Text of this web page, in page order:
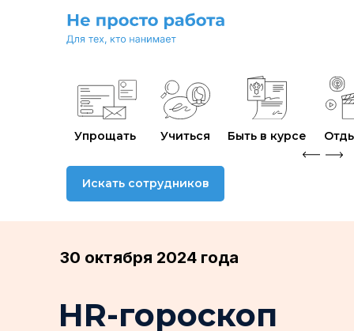
Упрощать Быть в курсе
Учиться
Искать сотрудников
HR-гороскоп
30 октября 2024 года